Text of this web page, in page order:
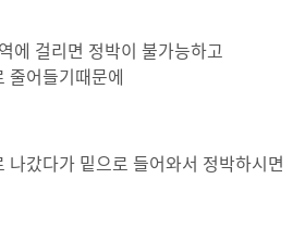
에 걸리면 정박이 불가능하고
줄어들기때문에
나갔다가 밑으로 들어와서 정박하시면